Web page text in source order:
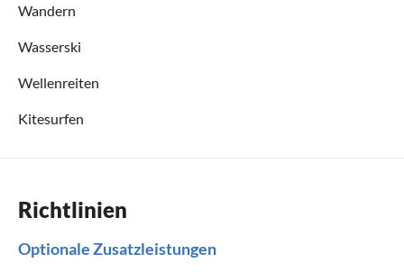
Wandern
Wasserski
Wellenreiten
Kitesurfen
Richtlinien
Optionale Zusatzleistungen